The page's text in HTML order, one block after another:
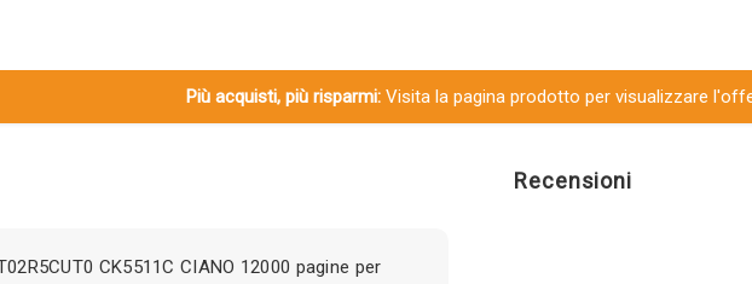
Più acquisti, più risparmi:Visita la pagina prodotto per visualizzare
CK5511C CIANO 12000 pagine per
Recensioni